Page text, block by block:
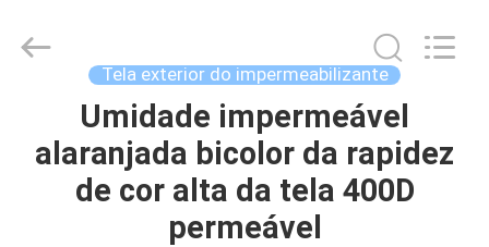
PRODUTOS
Textile
Co.,Ltd.
Tela exterior do impermeabilizante
Umidade impermeável
alaranjada bicolor da rapidez
de cor alta da tela 400D
permeável